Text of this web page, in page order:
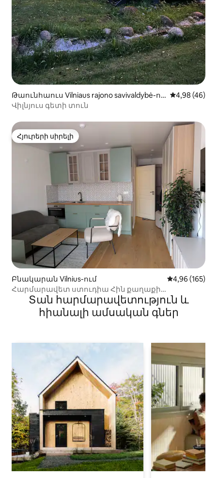
Թաունհաուս Vilniaus rajono savivaldybė-ու
մ
Միջին
4,98 (46)
Վիլնյուս գետի տուն
Հյուրերի սիրելի
Հյուրերի սիրելի
Բնակարան Vilnius-ում Միջին
4,96 (165)
Հարմարավետ ստուդիա Հին քաղաքի
մոտակայքում
Տան հարմարավետություն և
հիանալի ամսական գներ